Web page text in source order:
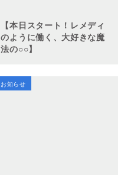
【本日スタート！レメディ
のように働く、大好きな魔
法の○○】
お知らせ